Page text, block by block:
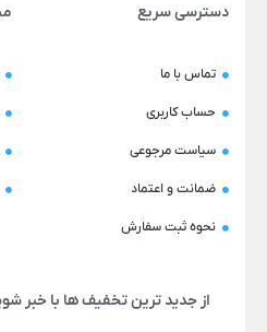
دسترسی سریع
تماس با ما
حساب کاربری
سیاست مرجوعی
ضمانت و اعتماد
نحوه ثبت سفارش
از جدید ترین تخفیف ها با خبر